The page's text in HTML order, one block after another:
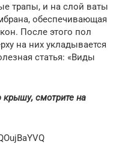
трапы, и на слой ваты
обеспечивающая
После этого пол
на них укладывается
статья: «Виды
крышу, смотрите на